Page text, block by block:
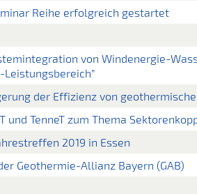
Reihe erfolgreich gestartet
von Windenergie-
der Effizienz von
TenneT zum Thema
2019 in Essen
Geothermie-Allianz Bayern (GAB)